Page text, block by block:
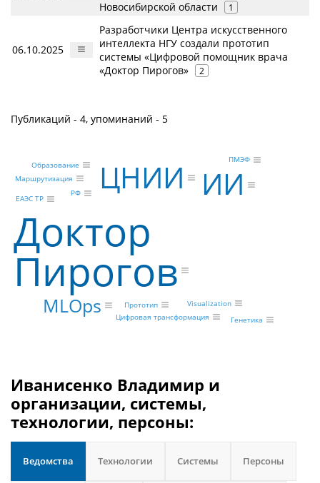
Новосибирской области
1
06.10.2025
Разработчики Центра искусственного
интеллекта НГУ создали прототип
системы «Цифровой помощник врача
«Доктор Пирогов»
2
Публикаций - 4, упоминаний - 5
Доктор
Пирогов
ИИ
ЦНИИ
MLOps Прототип Visualization
Маршрутизация
Цифровая трансформация
РФ
Генетика
ЕАЭС ТР
Образование
ПМЭФ
Иванисенко Владимир и
организации, системы,
технологии, персоны:
Ведомства Технологии Системы Персоны